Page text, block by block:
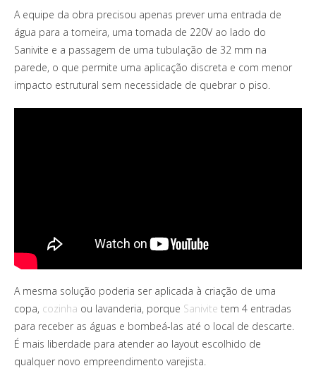
A equipe da obra precisou apenas prever uma entrada de
água para a torneira, uma tomada de 220V ao lado do
Sanivite e a passagem de uma tubulação de 32 mm na
parede, o que permite uma aplicação discreta e com menor
impacto estrutural sem necessidade de quebrar o piso.
A mesma solução poderia ser aplicada à criação de uma
copa, cozinha ou lavanderia, porque Sanivite tem 4 entradas
para receber as águas e bombeá-las até o local de descarte.
É mais liberdade para atender ao layout escolhido de
qualquer novo empreendimento varejista.